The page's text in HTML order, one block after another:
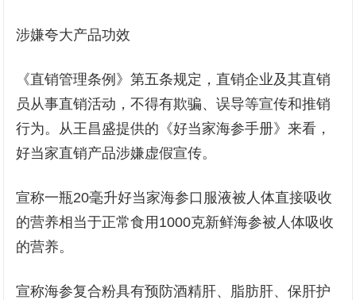
涉嫌夸大产品功效
《直销管理条例》第五条规定，直销企业及其直销
员从事直销活动，不得有欺骗、误导等宣传和推销
行为。从王昌盛提供的《好当家海参手册》来看，
好当家直销产品涉嫌虚假宣传。
宣称一瓶20毫升好当家海参口服液被人体直接吸收
的营养相当于正常食用1000克新鲜海参被人体吸收
的营养。
宣称海参复合粉具有预防酒精肝、脂肪肝、保肝护